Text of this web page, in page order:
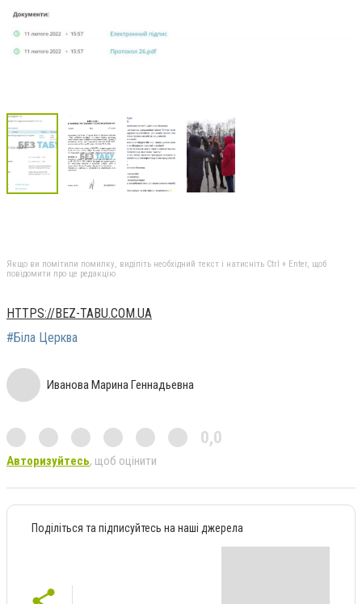
Якщо ви помітили помилку, виділіть необхідний текст і натисніть Ctrl + Enter, щоб
повідомити про це редакцію
HTTPS://BEZ-TABU.COM.UA
#Біла Церква
Иванова Марина Геннадьевна
0,0
Авторизуйтесь, щоб оцінити
Поділіться та підписуйтесь на наші джерела